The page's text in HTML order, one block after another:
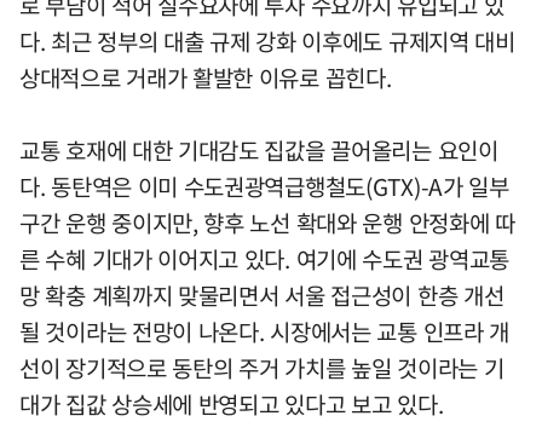
다. 최근 정부의 대출 규제 강화 이후에도 규제지역 대비
상대적으로 거래가 활발한 이유로 꼽힌다.
교통 호재에 대한 기대감도 집값을 끌어올리는 요인이
다. 동탄역은 이미 수도권광역급행철도(GTX)-A가 일부
구간 운행 중이지만, 향후 노선 확대와 운행 안정화에 따
른 수혜 기대가 이어지고 있다. 여기에 수도권 광역교통
망 확충 계획까지 맞물리면서 서울 접근성이 한층 개선
될 것이라는 전망이 나온다. 시장에서는 교통 인프라 개
선이 장기적으로 동탄의 주거 가치를 높일 것이라는 기
대가 집값 상승세에 반영되고 있다고 보고 있다.